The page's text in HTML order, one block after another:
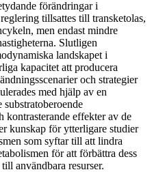
förändringar i
tillsattes till transketolas,
men endast mindre
Slutligen
landskapet i
kapacitet att producera
och strategier
med hjälp av en
kontrasterande effekter av de
kunskap för ytterligare studier
som syftar till att lindra
för att förbättra dess
användbara resurser.